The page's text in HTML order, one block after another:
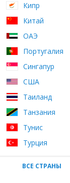
Кипр
Китай
ОАЭ
Португалия
Сингапур
США
Таиланд
Танзания
Тунис
Турция
ВСЕ СТРАНЫ